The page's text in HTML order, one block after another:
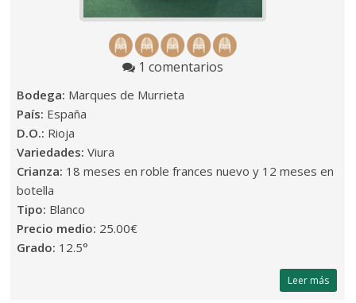
1 comentarios
Bodega: Marques de Murrieta
País: España
D.O.: Rioja
Variedades:Viura
Crianza: 18 meses en roble frances nuevo y 12 meses en
botella
Tipo: Blanco
Precio medio: 25.00€
Grado: 12.5°
Leer más